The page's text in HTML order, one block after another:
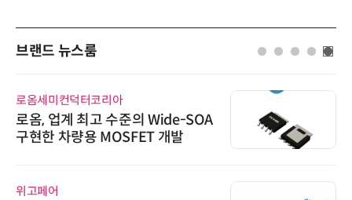
브랜드 뉴스룸
로옴세미컨덕터코리아
로옴, 업계 최고 수준의 Wide-SOA
구현한 차량용 MOSFET 개발
위고페어